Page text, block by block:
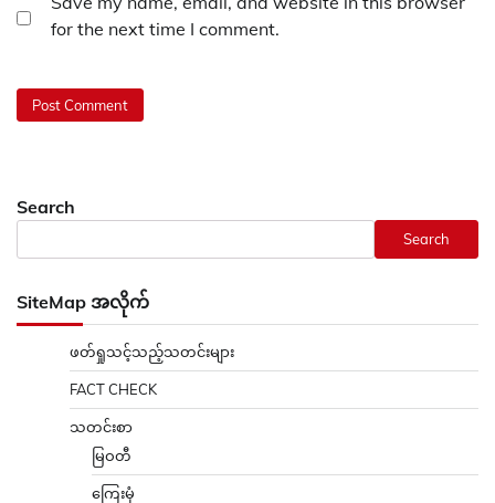
for the next time I comment.
Search
Search
SiteMap အလိုက်
ဖတ်ရှုသင့်သည့်သတင်းများ
FACT CHECK
သတင်းစာ
မြဝတီ
ကြေးမုံ